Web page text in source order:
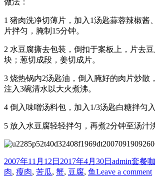
做法：
1 猪肉洗净切薄片，加入1汤匙蒜蓉辣椒酱
片拌匀，腌制15分钟。
2 水豆腐撕去包装，倒扣于案板上，片去
块；葱切成段，姜切成片。
3 烧热锅内2汤匙油，倒入腌好的肉片炒散
注入3碗清水以大火煮沸。
4 倒入味噌汤料包，加入1/3汤匙白糖拌匀入
5 放入水豆腐轻轻拌匀，再煮2分钟至汤汁
Posted
on
2007年11月12日 2017年4月30日 Author
admin套餐
肉, 瘦肉, 苦瓜, 蟹, 豆腐, 鱼Leave a commenton